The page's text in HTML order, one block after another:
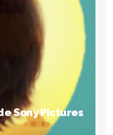
Sony Pictures